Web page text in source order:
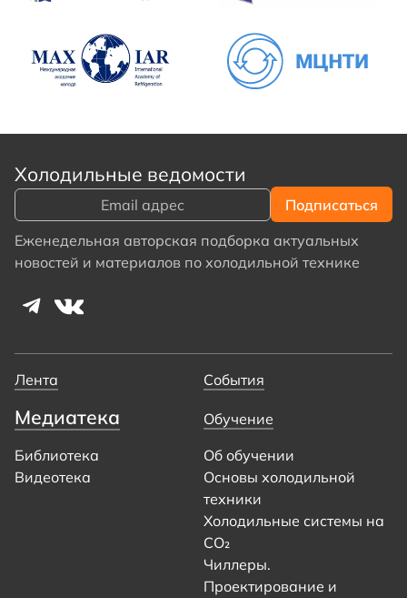
Холодильные ведомости
Еженедельная авторская подборка актуальных
новостей и материалов по холодильной технике
Лента События
Медиатека
Библиотека
Видеотека
Обучение
Об обучении
Основы холодильной
техники
Холодильные системы на
CO₂
Чиллеры.
Проектирование и